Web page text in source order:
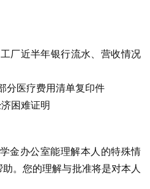
厂近半年银行流水、营收情况
分医疗费用清单复印件
困难证明
金办公室能理解本人的特殊情
。您的理解与批准将是对本人